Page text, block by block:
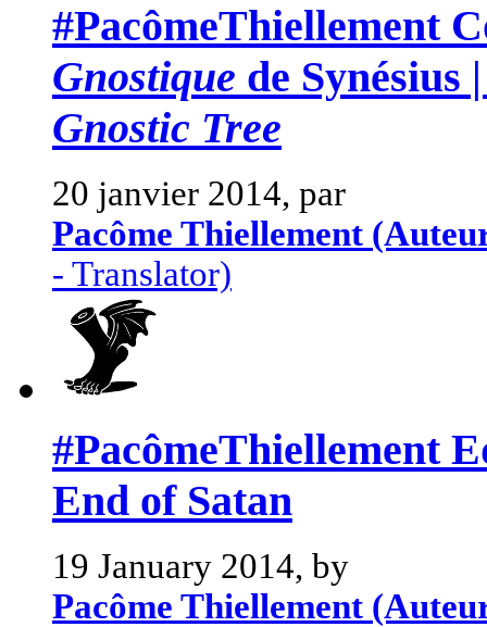
#PacômeThiellement
Gnostique de Synésius
Gnostic Tree
20 janvier 2014, par
Pacôme Thiellement
- Translator)
#PacômeThiellement
End of Satan
19 January 2014, by
Pacôme Thiellement